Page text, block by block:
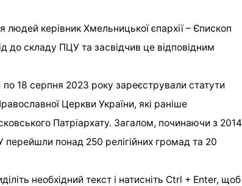
керівник Хмельницької єпархії – Єпископ
до складу ПЦУ та засвідчив це відповідним
18 серпня 2023 року зареєстрували статути
Церкви України, які раніше
Патріархату. Загалом, починаючи з 2014
понад 250 релігійних громад та 20
необхідний текст і натисніть Ctrl + Enter, щоб